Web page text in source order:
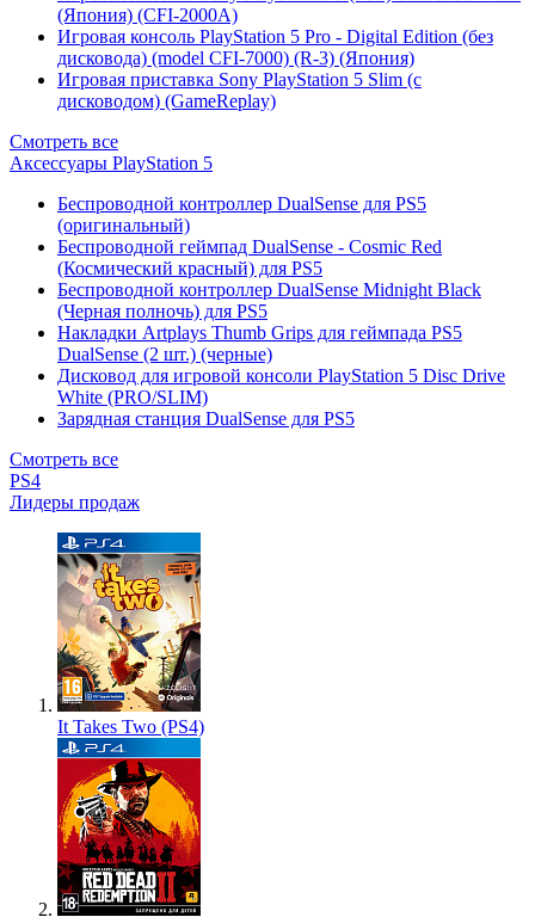
(Япония) (CFI-2000A)
Игровая консоль PlayStation 5 Pro - Digital Edition (без
дисковода) (model CFI-7000) (R-3) (Япония)
Игровая приставка Sony PlayStation 5 Slim (с
дисководом) (GameReplay)
Смотреть все
Аксессуары PlayStation 5
Беспроводной контроллер DualSense для PS5
(оригинальный)
Беспроводной геймпад DualSense - Cosmic Red
(Космический красный) для PS5
Беспроводной контроллер DualSense Midnight Black
(Черная полночь) для PS5
Накладки Artplays Thumb Grips для геймпада PS5
DualSense (2 шт.) (черные)
Дисковод для игровой консоли PlayStation 5 Disc Drive
White (PRO/SLIM)
Зарядная станция DualSense для PS5
Смотреть все
PS4
Лидеры продаж
It Takes Two (PS4)